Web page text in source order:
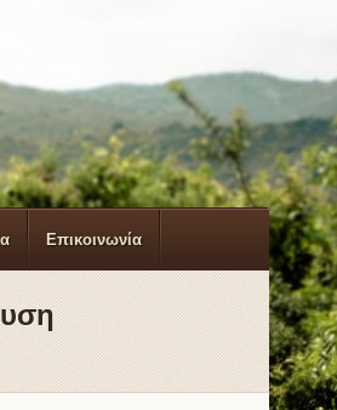
Επικοινωνία